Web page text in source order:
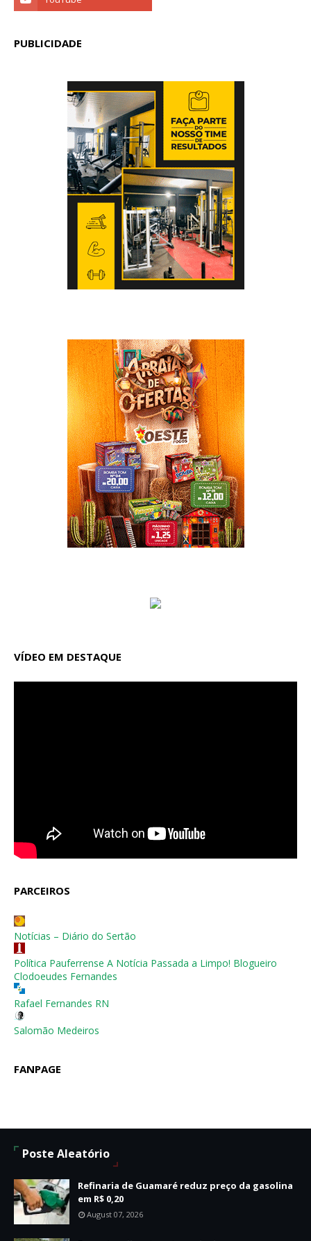
PUBLICIDADE
VÍDEO EM DESTAQUE
PARCEIROS
Notícias – Diário do Sertão
Política Pauferrense A Notícia Passada a Limpo! Blogueiro
Clodoeudes Fernandes
Rafael Fernandes RN
Salomão Medeiros
FANPAGE
Poste Aleatório
Refinaria de Guamaré reduz preço da gasolina
em R$ 0,20
August 07, 2026